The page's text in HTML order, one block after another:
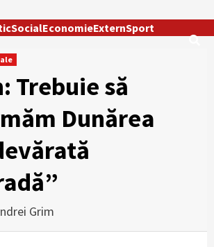
SocialEconomieExternSport
Trebuie să
Dunărea
Grim